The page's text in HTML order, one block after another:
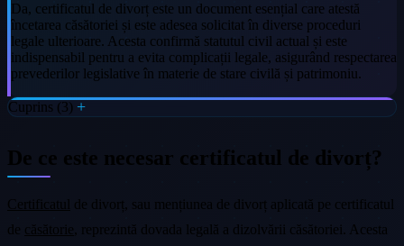
Da, certificatul de divorț este un document esențial care atestă
încetarea căsătoriei și este adesea solicitat în diverse proceduri
legale ulterioare. Acesta confirmă statutul civil actual și este
indispensabil pentru a evita complicații legale, asigurând respectarea
prevederilor legislative în materie de stare civilă și patrimoniu.
Cuprins (3)
De ce este necesar certificatul de divorț?
Certificatul
de divorț, sau mențiunea de divorț aplicată pe certificatul
de căsătorie , reprezintă dovada legală a dizolvării căsătoriei. Acesta